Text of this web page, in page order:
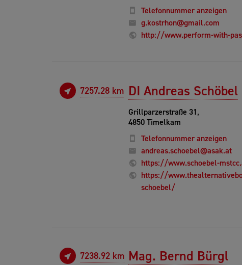
Telefonnummer anzeigen
g.kostrhon@gmail.com
http://www.perform-with-
7257.28 km DI Andreas Schöbel
Grillparzerstraße 31,
4850 Timelkam
Telefonnummer anzeigen
andreas.schoebel@asak.at
https://www.schoebel-
https://
schoebel/
7238.92 km Mag. Bernd Bürgl